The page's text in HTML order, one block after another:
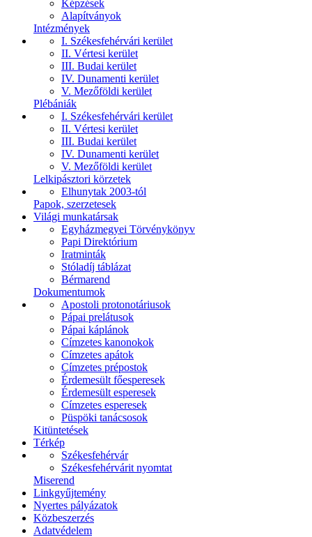
Képzések
Alapítványok
Intézmények
I. Székesfehérvári kerület
II. Vértesi kerület
III. Budai kerület
IV. Dunamenti kerület
V. Mezőföldi kerület
Plébániák
I. Székesfehérvári kerület
II. Vértesi kerület
III. Budai kerület
IV. Dunamenti kerület
V. Mezőföldi kerület
Lelkipásztori körzetek
Elhunytak 2003-tól
Papok, szerzetesek
Világi munkatársak
Egyházmegyei Törvénykönyv
Papi Direktórium
Iratminták
Stóladíj táblázat
Bérmarend
Dokumentumok
Apostoli protonotáriusok
Pápai prelátusok
Pápai káplánok
Címzetes kanonokok
Címzetes apátok
Címzetes prépostok
Érdemesült főesperesek
Érdemesült esperesek
Címzetes esperesek
Püspöki tanácsosok
Kitüntetések
Térkép
Székesfehérvár
Székesfehérvárit nyomtat
Miserend
Linkgyűjtemény
Nyertes pályázatok
Közbeszerzés
Adatvédelem